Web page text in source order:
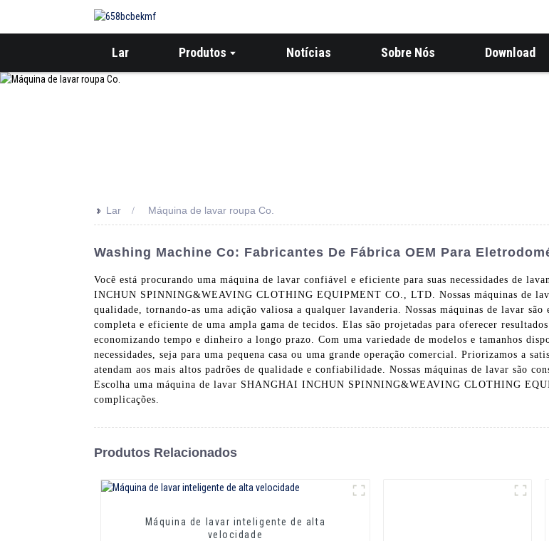
Lar Produtos Notícias Sobre Nós Download
>> Lar Máquina de lavar roupa Co.
Washing Machine Co: Fabricantes De Fábrica OEM Para
Você está procurando uma máquina de lavar confiável e eficiente para suas necessidades de
INCHUN SPINNING&WEAVING CLOTHING EQUIPMENT CO., LTD. Nossas máquinas de
qualidade, tornando-as uma adição valiosa a qualquer lavanderia. Nossas máquinas de lavar
completa e eficiente de uma ampla gama de tecidos. Elas são projetadas para oferecer
economizando tempo e dinheiro a longo prazo. Com uma variedade de modelos e tamanhos
necessidades, seja para uma pequena casa ou uma grande operação comercial. Priorizamos a
atendam aos mais altos padrões de qualidade e confiabilidade. Nossas máquinas de lavar são
Escolha uma máquina de lavar SHANGHAI INCHUN SPINNING&WEAVING CLOTHING
complicações.
Produtos Relacionados
Máquina de lavar inteligente de alta
velocidade